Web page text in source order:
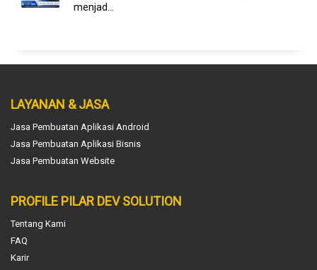
menjad...
LAYANAN & JASA
Jasa Pembuatan Aplikasi Android
Jasa Pembuatan Aplikasi Bisnis
Jasa Pembuatan Website
PROFILE PILAR DEV SOLUTION
Tentang Kami
FAQ
Karir